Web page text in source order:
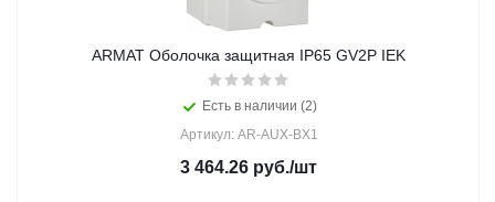
ARMAT Оболочка защитная IP65 GV2P IEK
Есть в наличии (2)
Артикул: AR-AUX-BX1
3 464.26 руб./шт